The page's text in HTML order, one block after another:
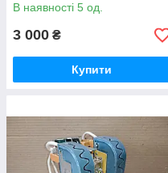
В наявності 5 од.
3 000 ₴
Купити